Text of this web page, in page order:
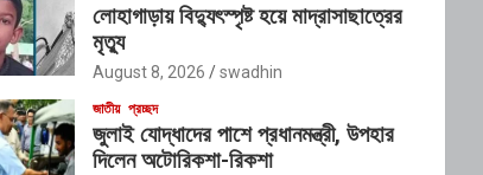
লোহাগাড়ায় বিদ্যুৎস্পৃষ্ট হয়ে মাদ্রাসাছাত্রের
মৃত্যু
August 8, 2026 swadhin
জাতীয় প্রচ্ছদ
জুলাই যোদ্ধাদের পাশে প্রধানমন্ত্রী, উপহার
দিলেন অটোরিকশা-রিকশা